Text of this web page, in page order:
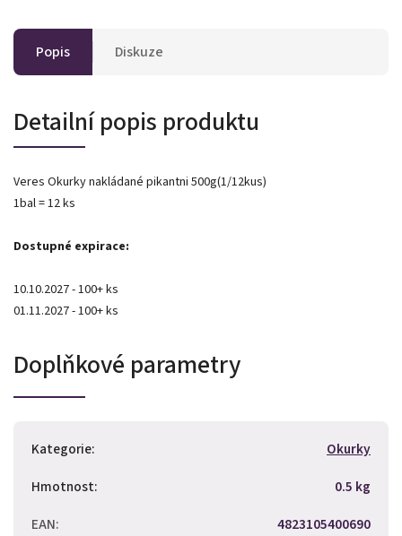
Popis Diskuze
Detailní popis produktu
Veres Okurky nakládané pikantni 500g(1/12kus)
1bal = 12 ks
Dostupné expirace:
10.10.2027 - 100+ ks
01.11.2027 - 100+ ks
Doplňkové parametry
Kategorie:
Okurky
Hmotnost:
0.5 kg
EAN: 4823105400690